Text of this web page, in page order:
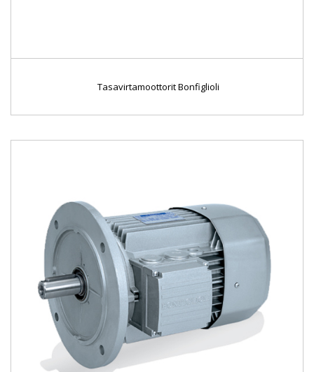
Tasavirtamoottorit Bonfiglioli